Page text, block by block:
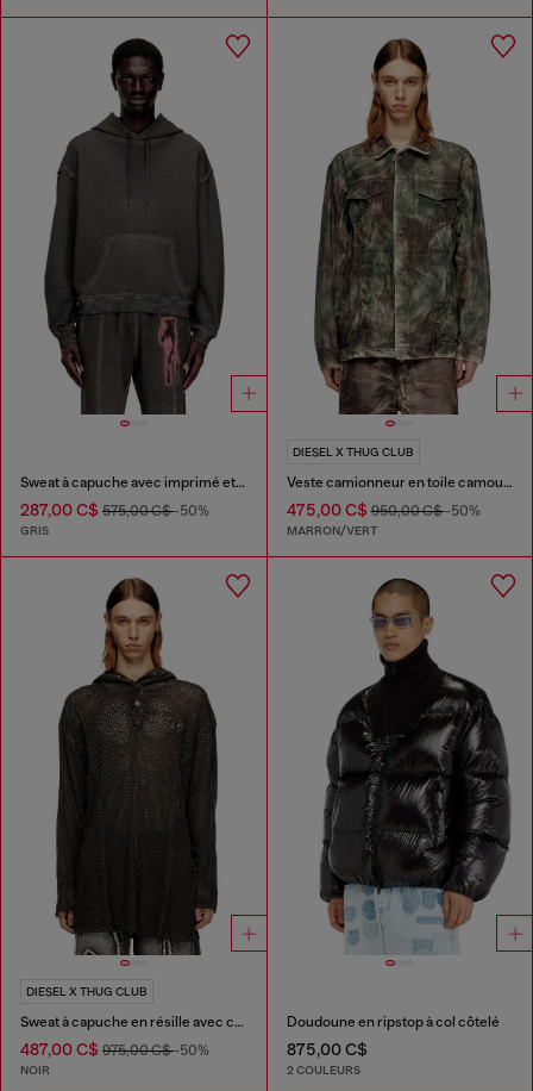
Sweat à capuche avec imprimé et clous
287,00 C$ 575,00 C$-50%
GRIS
DIESEL X THUG CLUB
Veste camionneur en toile camouflage froissée
475,00 C$950,00 C$-50%
MARRON/VERT
DIESEL X THUG CLUB
Sweat à capuche en résille avec capuche à fermeture complète
487,00 C$ 975,00 C$-50%
NOIR
Doudoune en ripstop à col côtelé
875,00 C$
2 COULEURS